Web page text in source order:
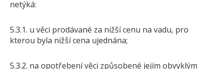
netýká:
5.3.1. u věci prodávané za nižší cenu na vadu, pro
kterou byla nižší cena ujednána;
5.3.2. na opotřebení věci způsobené jejím obvyklým